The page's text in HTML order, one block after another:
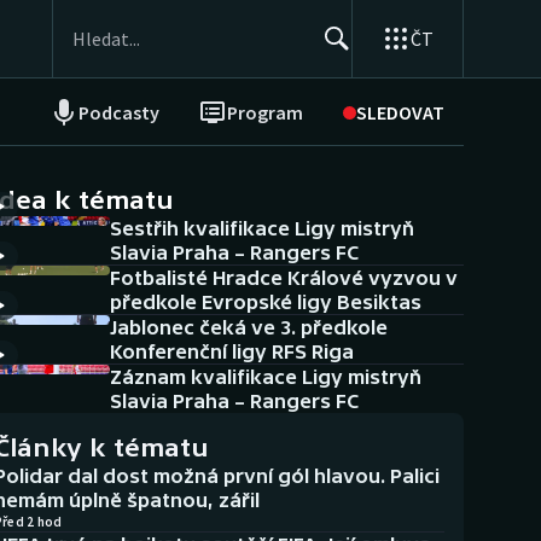
ČT
Podcasty Program SLEDOVAT
NEPŘEHLÉDNĚTE
Historické návraty
Aplikace ČT sport
AZ kvíz
k tématu
Sestřih kvalifikace Ligy mistryň
Slavia Praha – Rangers FC
Fotbalisté Hradce Králové vyzvou v
předkole Evropské ligy Besiktas
Jablonec čeká ve 3. předkole
Konferenční ligy RFS Riga
Záznam kvalifikace Ligy mistryň
Slavia Praha – Rangers FC
k tématu
dal dost možná první gól hlavou. Palici
úplně špatnou, zářil
2 hod